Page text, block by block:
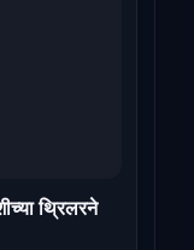
थ्रिलरने